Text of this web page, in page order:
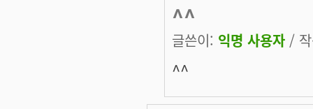
^^
글쓴이: 익명 사용자 /
^^